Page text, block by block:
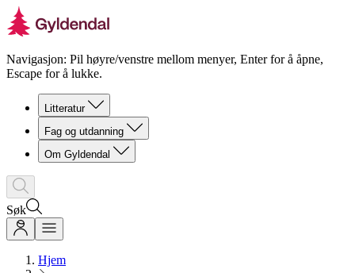
Navigasjon: Pil høyre/venstre mellom menyer, Enter for å åpne,
Escape for å lukke.
Litteratur
Fag og utdanning
Om Gyldendal
Søk
Hjem